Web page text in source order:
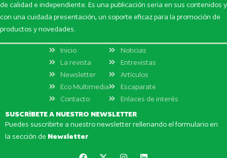
de calidad e independiente. Es una publicación seria en sus contenidos y
con una cuidada presentación, un soporte eficaz para la promoción de
productos y novedades.
Inicio
La revista
Newsletter
Eco Multimedia
Contacto
Noticias
Entrevistas
Artículos
Escaparate
Enlaces de interés
SUSCRÍBETE A NUESTRO NEWSLETTER
Puedes suscribirte a nuestro newsletter rellenando el formulario en
la sección de Newsletter